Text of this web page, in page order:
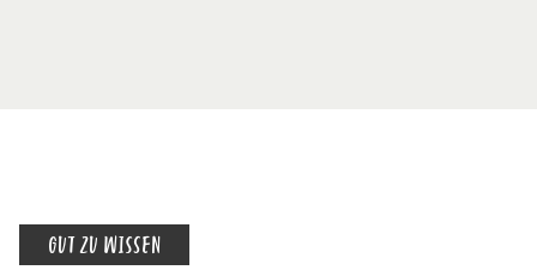
GUT ZU WISSEN